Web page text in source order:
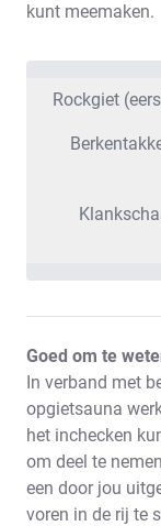
kunt meemaken.
Rockgiet
Goed om te
In verband met
opgietsauna
het inchecken
om deel te
een door jou
voren in de rij te